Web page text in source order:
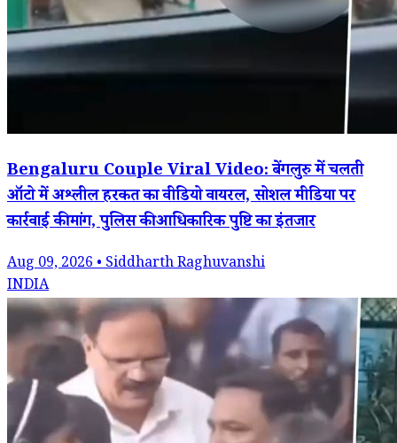
Bengaluru Couple Viral Video: बेंगलुरु में चलती
ऑटो में अश्लील हरकत का वीडियो वायरल, सोशल मीडिया पर
कार्रवाई की मांग, पुलिस की आधिकारिक पुष्टि का इंतजार
Aug 09, 2026 • Siddharth Raghuvanshi
INDIA